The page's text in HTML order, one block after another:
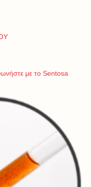
με το Sentosa